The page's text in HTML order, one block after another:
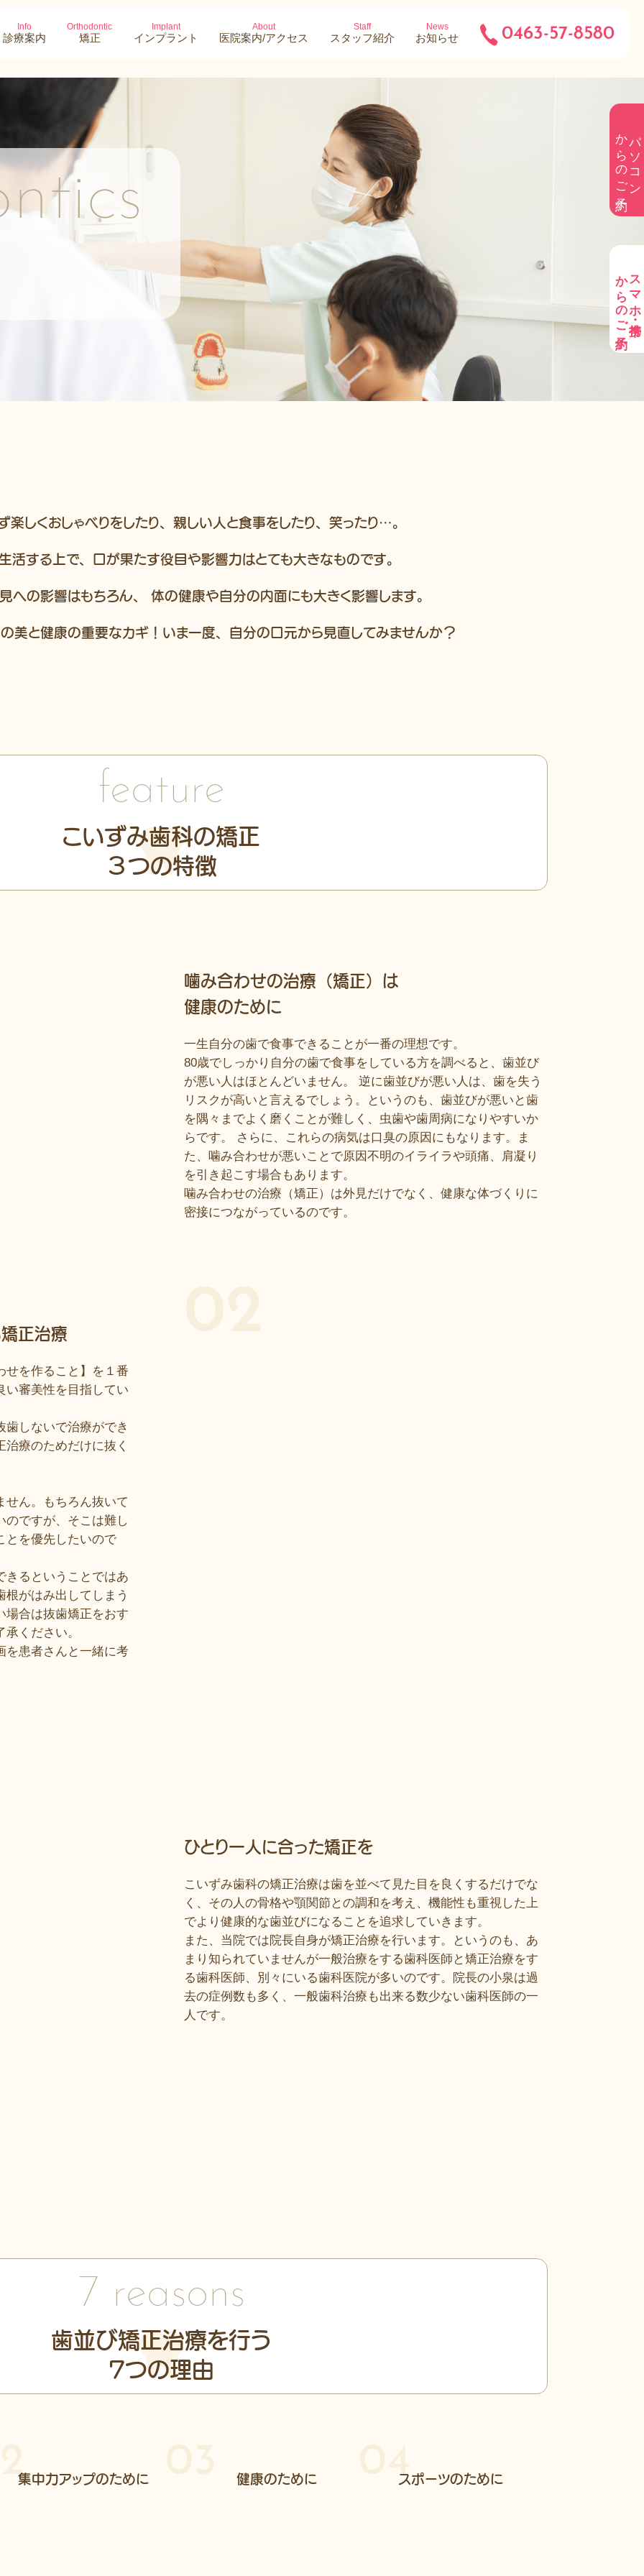
パソコン
からのご予約
スマホ・携帯
からのご予約
Info
診療案内
Orthodontic
矯正
Implant
インプラント
About
医院案内/アクセス
Staff
スタッフ紹介
News
お知らせ 0463-57-8580
楽しくおしゃべりをしたり、親しい人と食事をしたり、笑ったり…。
活する上で、口が果たす役目や影響力はとても大きなものです。
への影響はもちろん、 体の健康や自分の内面にも大きく影響します。
美と健康の重要なカギ！いま一度、自分の口元から見直してみませんか？
feature
こいずみ歯科の矯正
３つの特徴
噛み合わせの治療（矯正）は
健康のために
一生自分の歯で食事できることが一番の理想です。
80歳でしっかり自分の歯で食事をしている方を調べると、歯並び
が悪い人はほとんどいません。 逆に歯並びが悪い人は、歯を失う
リスクが高いと言えるでしょう。というのも、歯並びが悪いと歯
を隅々までよく磨くことが難しく、虫歯や歯周病になりやすいか
らです。 さらに、これらの病気は口臭の原因にもなります。ま
た、噛み合わせが悪いことで原因不明のイライラや頭痛、肩凝り
を引き起こす場合もあります。
噛み合わせの治療（矯正）は外見だけでなく、健康な体づくりに
密接につながっているのです。
正治療
せを作ること】を１番
い審美性を目指してい
歯しないで治療ができ
療のためだけに抜く
せん。もちろん抜いて
のですが、そこは難し
とを優先したいので
きるということではあ
がはみ出してしまう
場合は抜歯矯正をおす
ください。
を患者さんと一緒に考
ひとり一人に合った矯正を
こいずみ歯科の矯正治療は歯を並べて見た目を良くするだけでな
く、その人の骨格や顎関節との調和を考え、機能性も重視した上
でより健康的な歯並びになることを追求していきます。
また、当院では院長自身が矯正治療を行います。というのも、あ
まり知られていませんが一般治療をする歯科医師と矯正治療をす
る歯科医師、別々にいる歯科医院が多いのです。院長の小泉は過
去の症例数も多く、一般歯科治療も出来る数少ない歯科医師の一
人です。
7 reasons
歯並び矯正治療を行う
7つの理由
集中力アップのために 健康のために 04スポーツのために